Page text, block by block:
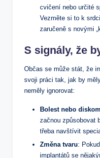
cvičení nebo určité
Vezměte si to k
zaručeně s novými
S signály, že
Občas se může stát, že
svoji práci tak, jak by
neměly ignorovat:
Bolest nebo
začnou způsobovat
třeba navštívit
Změna tvaru:
implantátů se